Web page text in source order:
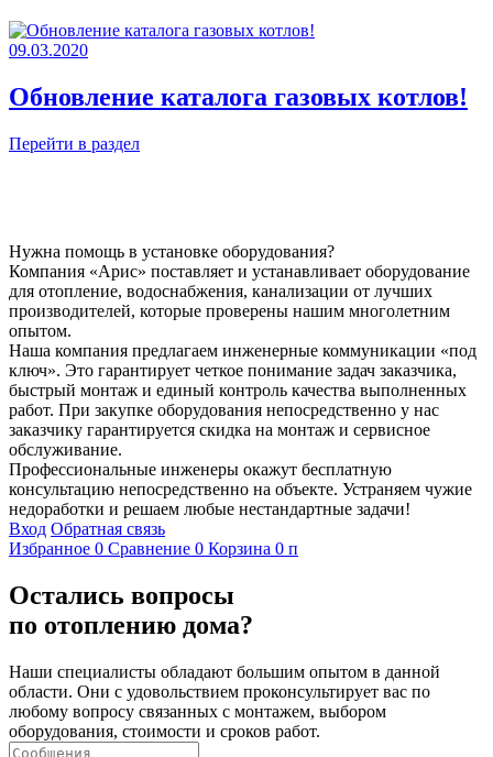
09.03.2020
Обновление каталога газовых котлов!
Перейти в раздел
Нужна помощь в установке оборудования?
Компания «Арис» поставляет и устанавливает оборудование
для отопление, водоснабжения, канализации от лучших
производителей, которые проверены нашим многолетним
опытом.
Наша компания предлагаем инженерные коммуникации «под
ключ». Это гарантирует четкое понимание задач заказчика,
быстрый монтаж и единый контроль качества выполненных
работ. При закупке оборудования непосредственно у нас
заказчику гарантируется скидка на монтаж и сервисное
обслуживание.
Профессиональные инженеры окажут бесплатную
консультацию непосредственно на объекте. Устраняем чужие
недоработки и решаем любые нестандартные задачи!
Вход Обратная связь
Избранное 0 Сравнение 0 Корзина 0 п
Остались вопросы
по отоплению дома?
Наши специалисты обладают большим опытом в данной
области. Они с удовольствием проконсультирует вас по
любому вопросу связанных с монтажем, выбором
оборудования, стоимости и сроков работ.